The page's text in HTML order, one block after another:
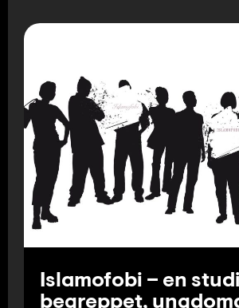
Islamofobi – en
begreppet,